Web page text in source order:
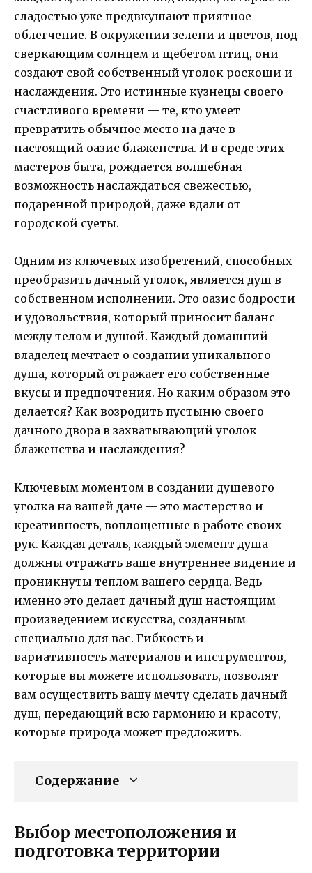
сладостью уже предвкушают приятное
облегчение. В окружении зелени и цветов, под
сверкающим солнцем и щебетом птиц, они
создают свой собственный уголок роскоши и
наслаждения. Это истинные кузнецы своего
счастливого времени — те, кто умеет
превратить обычное место на даче в
настоящий оазис блаженства. И в среде этих
мастеров быта, рождается волшебная
возможность наслаждаться свежестью,
подаренной природой, даже вдали от
городской суеты.
Одним из ключевых изобретений, способных
преобразить дачный уголок, является душ в
собственном исполнении. Это оазис бодрости
и удовольствия, который приносит баланс
между телом и душой. Каждый домашний
владелец мечтает о создании уникального
душа, который отражает его собственные
вкусы и предпочтения. Но каким образом это
делается? Как возродить пустыню своего
дачного двора в захватывающий уголок
блаженства и наслаждения?
Ключевым моментом в создании душевого
уголка на вашей даче — это мастерство и
креативность, воплощенные в работе своих
рук. Каждая деталь, каждый элемент душа
должны отражать ваше внутреннее видение и
проникнуты теплом вашего сердца. Ведь
именно это делает дачный душ настоящим
произведением искусства, созданным
специально для вас. Гибкость и
вариативность материалов и инструментов,
которые вы можете использовать, позволят
вам осуществить вашу мечту сделать дачный
душ, передающий всю гармонию и красоту,
которые природа может предложить.
Содержание
Выбор местоположения и
подготовка территории